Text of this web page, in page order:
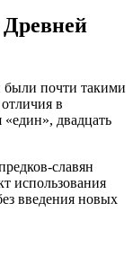
были почти такими
в
двадцать
славян
использования
введения новых